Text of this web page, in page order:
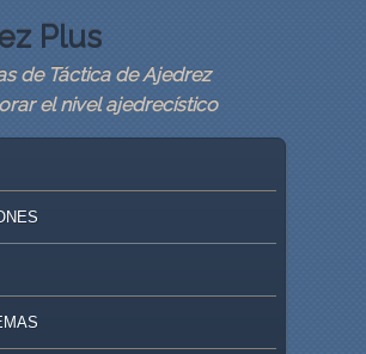
Plus
de Táctica de Ajedrez
el nivel ajedrecístico
PRIMARY CONTENT
SECONDARY CONTENT